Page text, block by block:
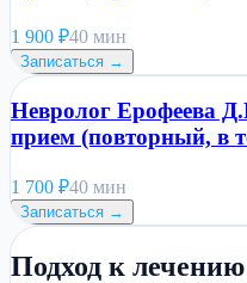
1 900 ₽40 мин
Записаться →
Невролог Ерофеева
прием (повторный, в
1 700 ₽40 мин
Записаться →
Подход к